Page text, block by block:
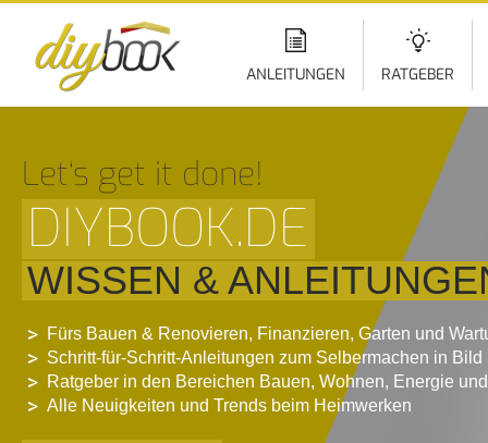
ANLEITUNGEN RATGEBER
Let‘s get it done!
DIYBOOK.DE
WISSEN &
Fürs Bauen & Renovieren, Finanzieren, Garten und
Schritt-für-Schritt-Anleitungen zum Selbermachen in Bild
Ratgeber in den Bereichen Bauen, Wohnen, Energie
Alle Neuigkeiten und Trends beim Heimwerken